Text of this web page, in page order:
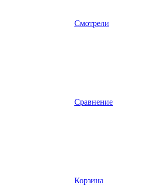
Смотрели
Сравнение
Корзина